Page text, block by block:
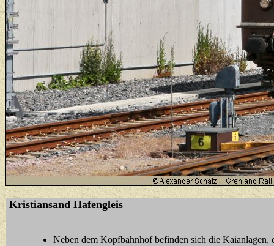
Kristiansand Hafengleis
Neben dem Kopfbahnhof befinden sich die Kaianlagen,